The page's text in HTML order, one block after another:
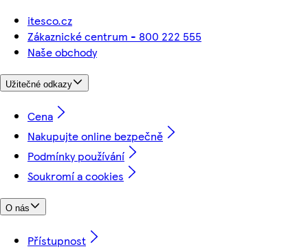
itesco.cz
Zákaznické centrum - 800 222 555
Naše obchody
Užitečné odkazy
Cena
Nakupujte online bezpečně
Podmínky používání
Soukromí a cookies
O nás
Přístupnost